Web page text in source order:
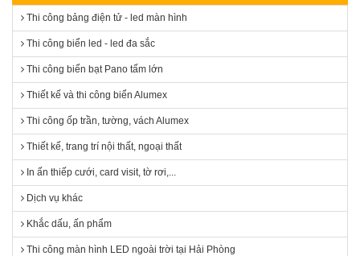
Thi công bảng điện tử - led màn hình
Thi công biển led - led đa sắc
Thi công biển bạt Pano tấm lớn
Thiết kế và thi công biển Alumex
Thi công ốp trần, tường, vách Alumex
Thiết kế, trang trí nội thất, ngoại thất
In ấn thiếp cưới, card visit, tờ rơi,...
Dịch vụ khác
Khắc dấu, ấn phẩm
Thi công màn hình LED ngoài trời tại Hải Phòng